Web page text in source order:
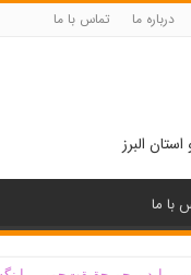
درباره ما تماس با ما
البرز
با ما